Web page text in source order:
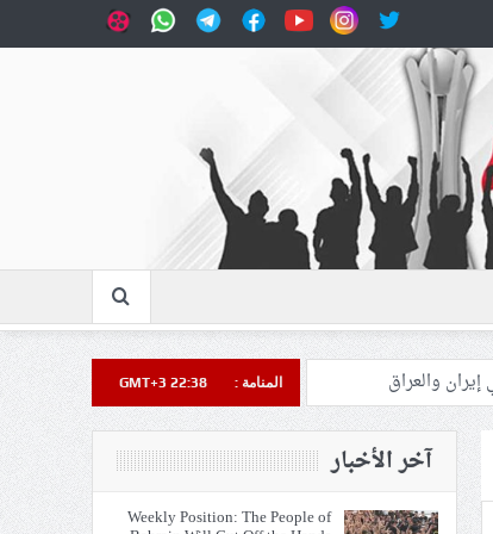
GMT+3 22:38 المنامة :
آخر الأخبار
Weekly Position: The People of